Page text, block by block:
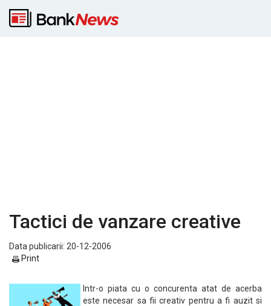
Tactici de vanzare creative
Data publicarii: 20-12-2006
Print
Intr-o piata cu o concurenta atat de acerba
este necesar sa fii creativ pentru a fi auzit si